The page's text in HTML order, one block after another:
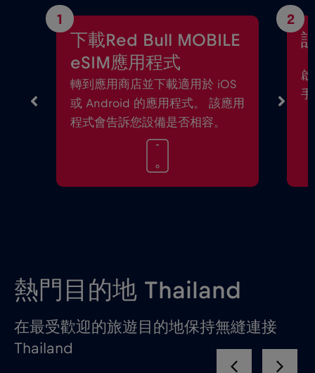
1
下載Red Bull MOBILE
eSIM應用程式
轉到應用商店並下載適用於 iOS
或 Android 的應用程式。 該應用
程式會告訴您設備是否相容。
2
手
熱門目的地 Thailand
在最受歡迎的旅遊目的地保持無縫連接
Thailand